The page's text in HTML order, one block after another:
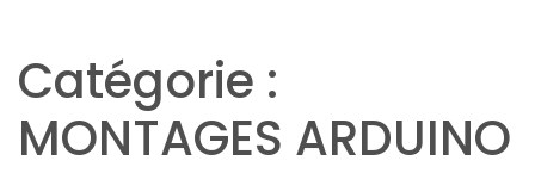
Catégorie :
MONTAGES ARDUINO